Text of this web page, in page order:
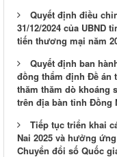
Quyết định điều
31/12/2024 của UBND
tiến thương mại năm
Quyết định ban
đồng thẩm định Đề án
thăm thăm dò khoáng
trên địa bàn tỉnh Đồng
Tiếp tục triển khai
Nai 2025 và hưởng
Chuyển đổi số Quốc